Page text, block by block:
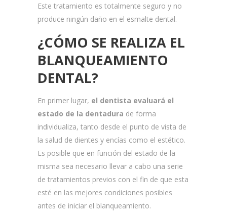
Este tratamiento es totalmente seguro y no
produce ningún daño en el esmalte dental.
¿CÓMO SE REALIZA EL
BLANQUEAMIENTO
DENTAL?
En primer lugar, el dentista evaluará el
estado de la dentadura de forma
individualiza, tanto desde el punto de vista de
la salud de dientes y encías como el estético.
Es posible que en función del estado de la
misma sea necesario llevar a cabo una serie
de tratamientos previos con el fin de que esta
esté en las mejores condiciones posibles
antes de iniciar el blanqueamiento.